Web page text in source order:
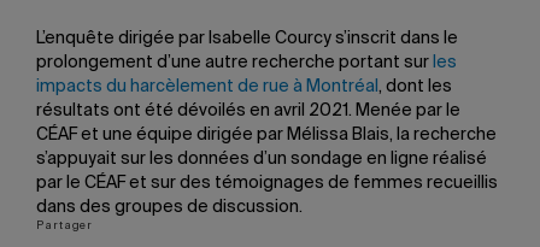
L’enquête dirigée par Isabelle Courcy s’inscrit dans le
prolongement d’une autre recherche portant sur les
impacts du harcèlement de rue à Montréal , dont les
résultats ont été dévoilés en avril 2021. Menée par le
CÉAF et une équipe dirigée par Mélissa Blais, la recherche
s’appuyait sur les données d’un sondage en ligne réalisé
par le CÉAF et sur des témoignages de femmes recueillis
dans des groupes de discussion.
Partager